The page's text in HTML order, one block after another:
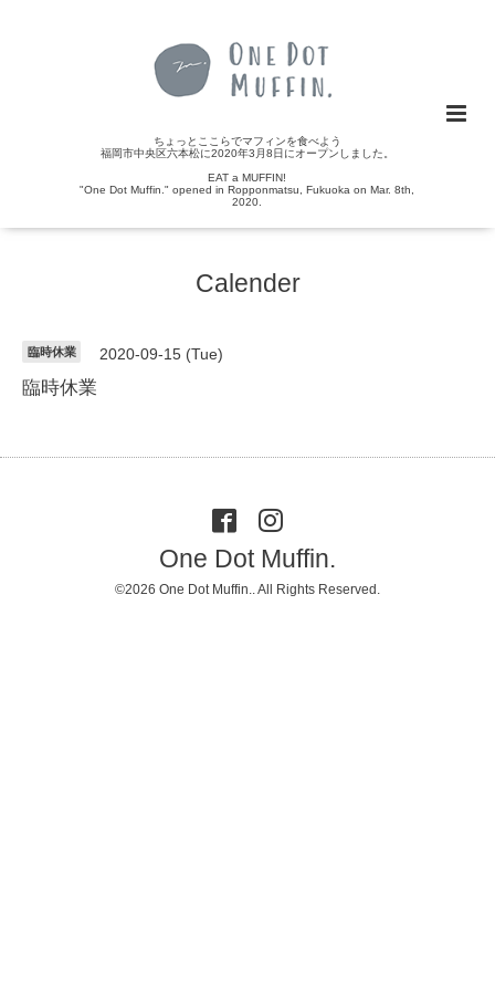
ちょっとここらでマフィンを食べよう
福岡市中央区六本松に2020年3月8日にオープンしました。
EAT a MUFFIN!
"One Dot Muffin." opened in Ropponmatsu, Fukuoka on Mar. 8th,
2020.
Calender
臨時休業 2020-09-15 (Tue)
臨時休業
One Dot Muffin.
©2026 One Dot Muffin. . All Rights Reserved.